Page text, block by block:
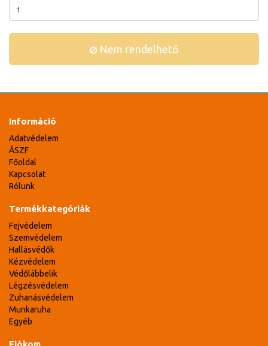
Nem rendelhető
Információ
Adatvédelem
ÁSZF
Főoldal
Kapcsolat
Rólunk
Termékkategóriák
Fejvédelem
Szemvédelem
Hallásvédők
Kézvédelem
Védőlábbelik
Légzésvédelem
Zuhanásvédelem
Munkaruha
Egyéb
Fiókom